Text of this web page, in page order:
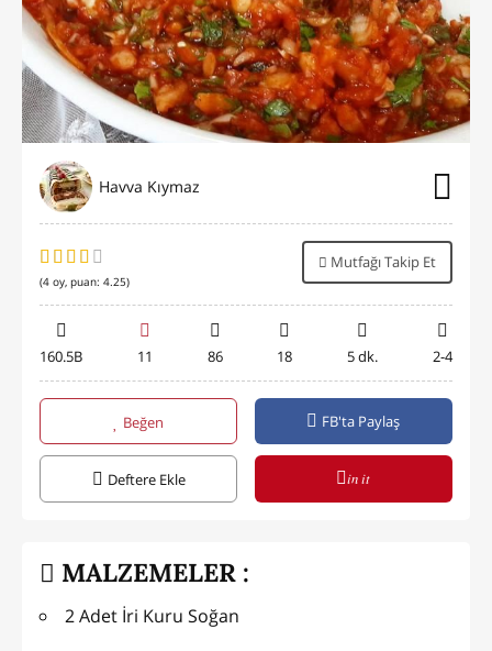
Havva Kıymaz
(4 oy, puan: 4.25)
Mutfağı Takip Et
160.5B 11 86 18 5 dk. 2-4
Beğen FB'ta Paylaş
Deftere Ekle in it
MALZEMELER :
2 Adet İri Kuru Soğan